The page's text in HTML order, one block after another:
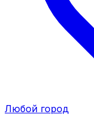
Любой город